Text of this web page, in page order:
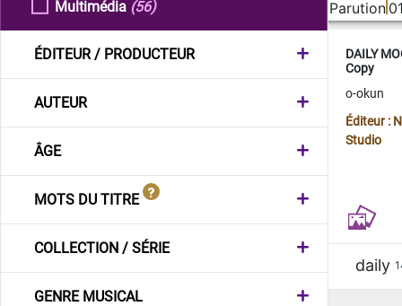
Multimédia (56)
ÉDITEUR / PRODUCTEUR
AUTEUR
ÂGE
MOTS DU TITRE
COLLECTION / SÉRIE
GENRE MUSICAL
Parution
DAILY
Copy
o-okun
Éditeur :
Studio
daily